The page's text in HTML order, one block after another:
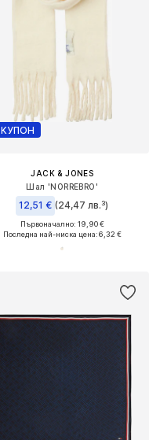
КУПОН
JACK & JONES
Шал 'NORREBRO'
12,51 € (24,47 лв.³)
Първоначално: 19,90 €
Последна най-ниска цена:6,32 €